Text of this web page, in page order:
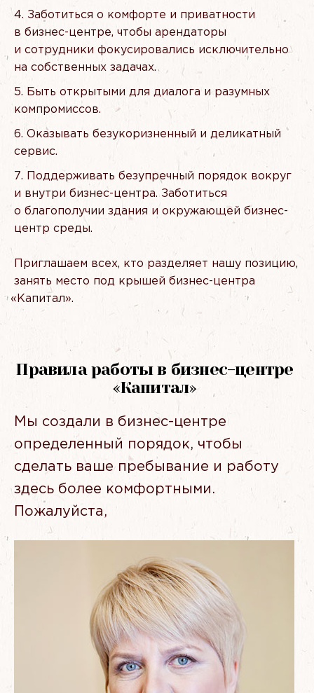
Заботиться о комфорте и приватности
в бизнес-центре, чтобы арендаторы
и сотрудники фокусировались исключительно
на собственных задачах.
Быть открытыми для диалога и разумных
компромиссов.
Оказывать безукоризненный и деликатный
сервис.
Поддерживать безупречный порядок вокруг
и внутри бизнес-центра. Заботиться
о благополучии здания и окружающей бизнес-
центр среды.
Приглашаем всех, кто разделяет нашу позицию,
занять место под крышей бизнес-центра
« Капитал».
Правила работы в бизнес-центре
«Капитал»
Мы создали в бизнес-центре
определенный порядок, чтобы
сделать ваше пребывание и работу
здесь более комфортными.
Пожалуйста,